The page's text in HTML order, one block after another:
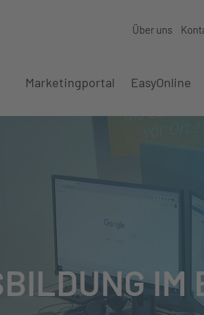
Über uns
Marketingportal EasyOnline
IM